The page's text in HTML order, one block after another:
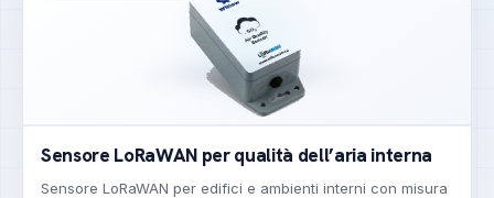
Sensore LoRaWAN per qualità dell’aria interna
Sensore LoRaWAN per edifici e ambienti interni con misura